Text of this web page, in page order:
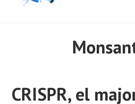
CRISPR, el